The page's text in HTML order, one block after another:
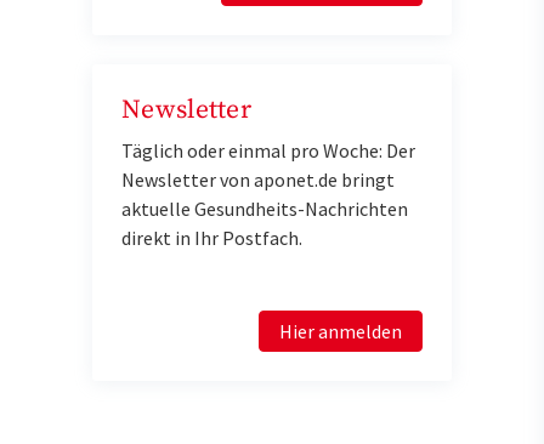
Newsletter
Täglich oder einmal pro Woche: Der
Newsletter von aponet.de bringt
aktuelle Gesundheits-Nachrichten
direkt in Ihr Postfach.
Hier anmelden